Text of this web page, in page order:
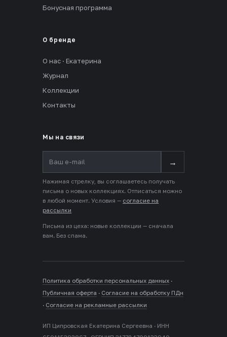
Бонусная программа
О бренде
О нас · Екатерина
Журнал
Коллекции
Контакты
Мы на связи
→
Нажимая стрелку, вы соглашаетесь получать
письма о новых коллекциях. Отписаться можно
в любой момент. Условия — согласие на
рассылки
Письма из цеха: новые коллекции — сначала
вам. Без спама.
Политика обработки персональных данных ·
Публичная оферта · Согласие на обработку ПДн
· Согласие на рекламные рассылки
ИП Ципровская Екатерина Сергеевна · ИНН